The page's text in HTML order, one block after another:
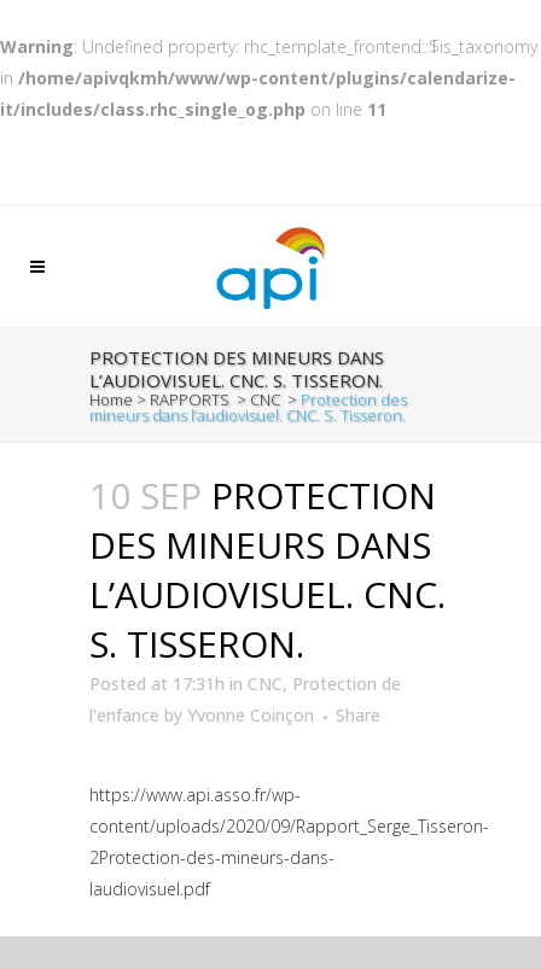
Warning: Undefined property: rhc_template_frontend::$is_taxonomy
in /home/apivqkmh/www/wp-content/plugins/calendarize-
it/includes/class.rhc_single_og.php on line 11
PROTECTION DES MINEURS DANS
L’AUDIOVISUEL. CNC. S. TISSERON.
Home > RAPPORTS > CNC > Protection des
mineurs dans l’audiovisuel. CNC. S. Tisseron.
10 SEP PROTECTION
DES MINEURS DANS
L’AUDIOVISUEL. CNC.
S. TISSERON.
Posted at 17:31h in CNC, Protection de
l'enfance by Yvonne Coinçon Share
https://www.api.asso.fr/wp-
content/uploads/2020/09/Rapport_Serge_Tisseron-
2Protection-des-mineurs-dans-
laudiovisuel.pdf